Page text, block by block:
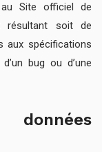
au Site officiel de
résultant soit de
aux spécifications
bug ou d’une